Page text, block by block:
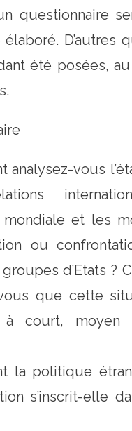
questionnaire
D’autres
été posées,
analysez-vous
mondiale et les
ou
d’Etats ?
que cette
à court, moyen
la politique
s’inscrit-elle